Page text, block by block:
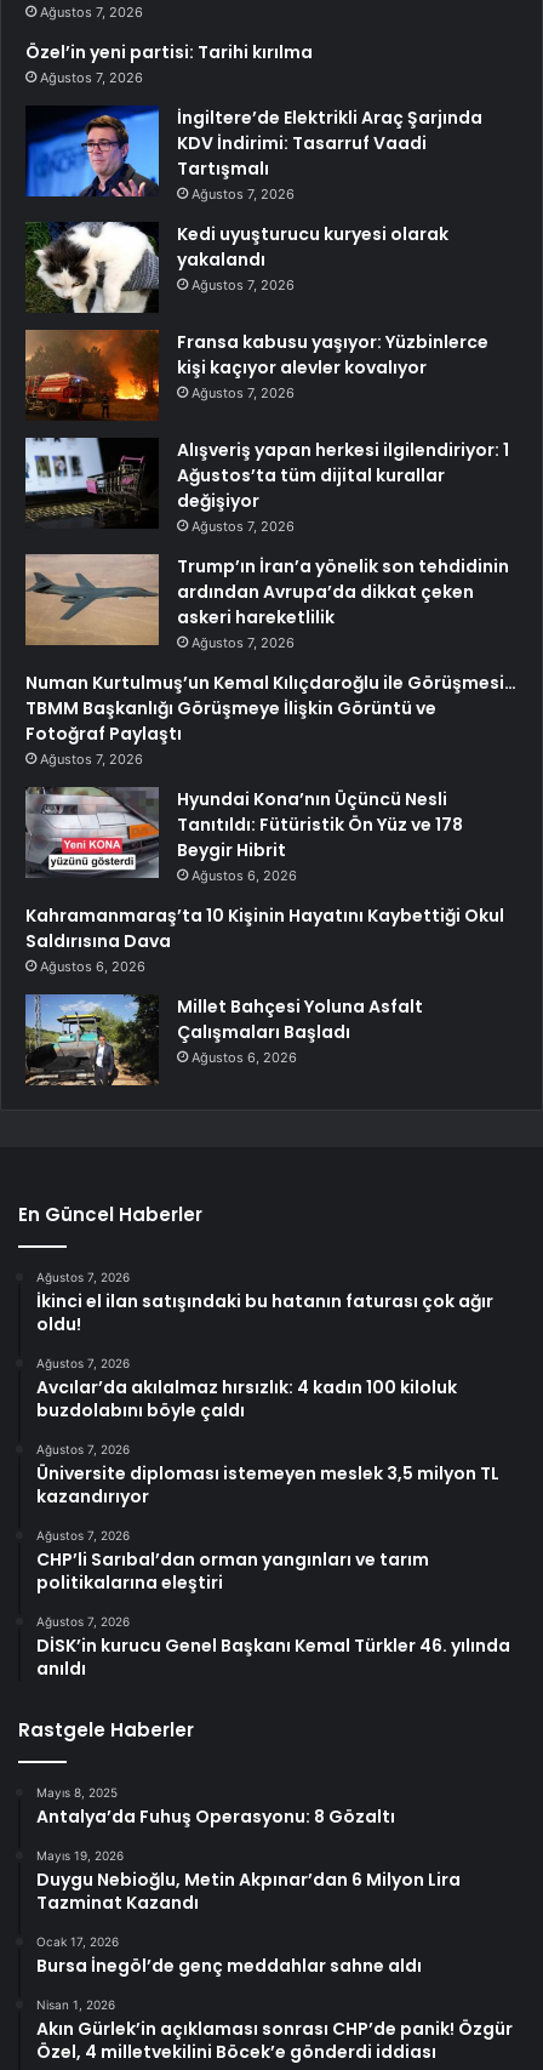
Ağustos 7, 2026
Özel’in yeni partisi: Tarihi kırılma
Ağustos 7, 2026
İngiltere’de Elektrikli Araç Şarjında
KDV İndirimi: Tasarruf Vaadi
Tartışmalı
Ağustos 7, 2026
Kedi uyuşturucu kuryesi olarak
yakalandı
Ağustos 7, 2026
Fransa kabusu yaşıyor: Yüzbinlerce
kişi kaçıyor alevler kovalıyor
Ağustos 7, 2026
Alışveriş yapan herkesi ilgilendiriyor: 1
Ağustos’ta tüm dijital kurallar
değişiyor
Ağustos 7, 2026
Trump’ın İran’a yönelik son tehdidinin
ardından Avrupa’da dikkat çeken
askeri hareketlilik
Ağustos 7, 2026
Numan Kurtulmuş’un Kemal Kılıçdaroğlu ile Görüşmesi…
TBMM Başkanlığı Görüşmeye İlişkin Görüntü ve
Fotoğraf Paylaştı
Ağustos 7, 2026
Hyundai Kona’nın Üçüncü Nesli
Tanıtıldı: Fütüristik Ön Yüz ve 178
Beygir Hibrit
Ağustos 6, 2026
Kahramanmaraş’ta 10 Kişinin Hayatını Kaybettiği Okul
Saldırısına Dava
Ağustos 6, 2026
Millet Bahçesi Yoluna Asfalt
Çalışmaları Başladı
Ağustos 6, 2026
En Güncel Haberler
Ağustos 7, 2026
İkinci el ilan satışındaki bu hatanın faturası çok ağır
oldu!
Ağustos 7, 2026
Avcılar’da akılalmaz hırsızlık: 4 kadın 100 kiloluk
buzdolabını böyle çaldı
Ağustos 7, 2026
Üniversite diploması istemeyen meslek 3,5 milyon TL
kazandırıyor
Ağustos 7, 2026
CHP’li Sarıbal’dan orman yangınları ve tarım
politikalarına eleştiri
Ağustos 7, 2026
DİSK’in kurucu Genel Başkanı Kemal Türkler 46. yılında
anıldı
Rastgele Haberler
Mayıs 8, 2025
Antalya’da Fuhuş Operasyonu: 8 Gözaltı
Mayıs 19, 2026
Duygu Nebioğlu, Metin Akpınar’dan 6 Milyon Lira
Tazminat Kazandı
Ocak 17, 2026
Bursa İnegöl’de genç meddahlar sahne aldı
Nisan 1, 2026
Akın Gürlek’in açıklaması sonrası CHP’de panik! Özgür
Özel, 4 milletvekilini Böcek’e gönderdi iddiası